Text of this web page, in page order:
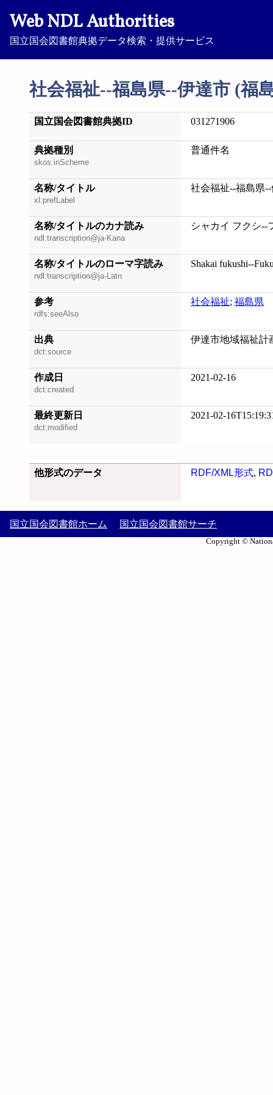
Web NDL Authorities
国立国会図書館典拠データ検索・提供サービス
社会福祉--福島県--伊達市 (福
国立国会図書館典拠ID 031271906
典拠種別
skos:inScheme
普通件名
名称/タイトル
xl:prefLabel
社会福祉--福島県
名称/タイトルのカナ読み
ndl:transcription@ja-Kana
シャカイ フクシ--
名称/タイトルのローマ字読み
ndl:transcription@ja-Latn
Shakai fukushi--
参考
rdfs:seeAlso
社会福祉; 福島県
出典
dct:source
伊達市地域福祉計
作成日
dct:created
2021-02-16
最終更新日
dct:modified
2021-02-
他形式のデータ RDF/XML形式,
国立国会図書館ホーム 国立国会図書館サーチ
Copyright ©